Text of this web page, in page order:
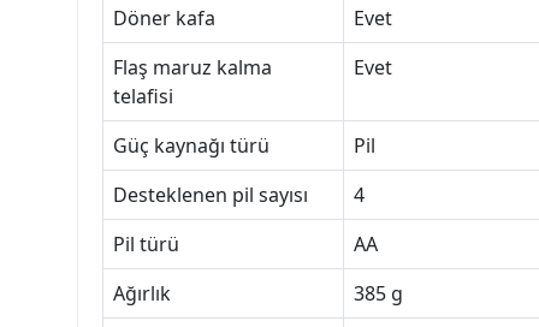
Döner kafa
Evet
Flaş maruz kalma
telafisi
Evet
Güç kaynağı türü
Pil
Desteklenen pil sayısı
4
Pil türü
AA
Ağırlık
385 g